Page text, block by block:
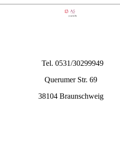
Tel. 0531/30299949
Querumer Str. 69
38104 Braunschweig